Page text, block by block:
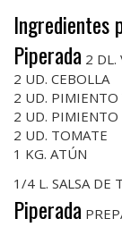
Ingredientes
Piperada 2 DL.
2 UD. CEBOLLA
2 UD. PIMIENTO
2 UD. PIMIENTO
2 UD. TOMATE
1 KG. ATÚN
1/4 L. SALSA DE
Piperada